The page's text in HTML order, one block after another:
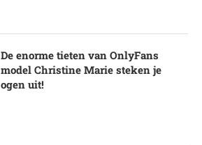
De enorme tieten van OnlyFans
model Christine Marie steken je
ogen uit!